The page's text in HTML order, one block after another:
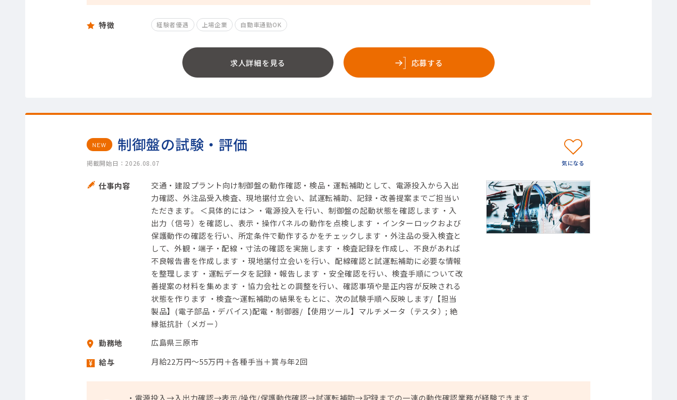
特徴 経験者優遇 上場企業 自動車通勤OK
求人詳細を見る 応募する
NEW 制御盤の試験・評価
掲載開始日：2026.08.07
仕事内容
交通・建設プラント向け制御盤の動作確認・検品・運転補助として、電源投入から入出
力確認、外注品受入検査、現地据付立会い、試運転補助、記録・改善提案までご担当い
ただきます。 ＜具体的には＞ ・電源投入を行い、制御盤の起動状態を確認します ・入
出力（信号）を確認し、表示・操作パネルの動作を点検します ・インターロックおよび
保護動作の確認を行い、所定条件で動作するかをチェックします ・外注品の受入検査と
して、外観・端子・配線・寸法の確認を実施します ・検査記録を作成し、不良があれば
不良報告書を作成します ・現地据付立会いを行い、配線確認と試運転補助に必要な情報
を整理します ・運転データを記録・報告します ・安全確認を行い、検査手順について改
善提案の材料を集めます ・協力会社との調整を行い、確認事項や是正内容が反映される
状態を作ります ・検査～運転補助の結果をもとに、次の試験手順へ反映します/【担当
製品】(電子部品・デバイス)配電・制御器/【使用ツール】マルチメータ（テスタ）; 絶
縁抵抗計（メガー）
勤務地
広島県三原市
給与
月給22万円～55万円＋各種手当＋賞与年2回
・電源投入→入出力確認→表示/操作/保護動作確認→試運転補助→記録までの一連の動作確認業務が経験できます